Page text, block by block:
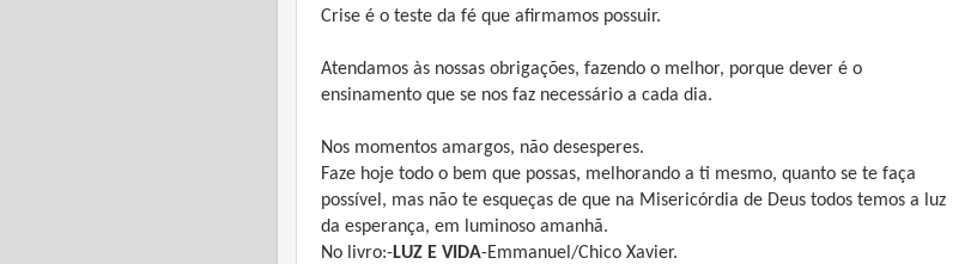
Crise é o teste da fé que afirmamos possuir.
Atendamos às nossas obrigações, fazendo o melhor, porque dever é o
ensinamento que se nos faz necessário a cada dia.
Nos momentos amargos, não desesperes.
Faze hoje todo o bem que possas, melhorando a ti mesmo, quanto se te faça
possível, mas não te esqueças de que na Misericórdia de Deus todos temos a luz
da esperança, em luminoso amanhã.
No livro:-LUZ E VIDA-Emmanuel/Chico Xavier.